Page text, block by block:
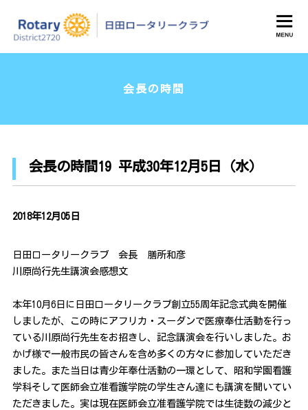
日田ロータリークラブ
会長の時間
会長の時間19 平成30年12月5日（水）
2018年12月05日
日田ロータリークラブ 会長 膳所和彦
川原尚行先生講演会感想文
本年10月6日に日田ロータリークラブ創立55周年記念式典を開催
しましたが、この時にアフリカ・スーダンで医療奉仕活動を行っ
ている川原尚行先生をお招きし、記念講演会を行いしました。お
かげ様で一般市民の皆さんを含め多くの方々に参加していただき
ました。また当日は青少年奉仕活動の一環として、昭和学園看護
学科そして医師会立准看護学院の学生さん達にも講演を聞いてい
ただきました。実は現在医師会立准看護学院では生徒数の減少と